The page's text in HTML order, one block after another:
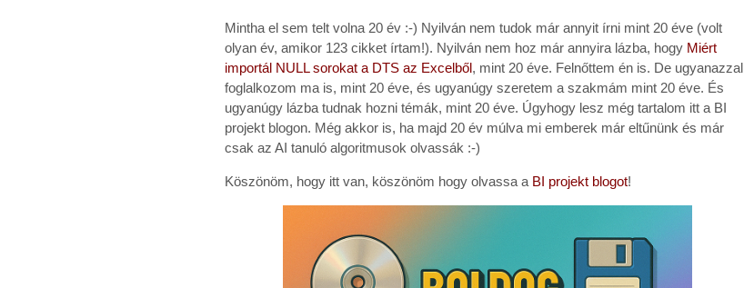
Mintha el sem telt volna 20 év :-) Nyilván nem tudok már annyit írni mint 20 éve (volt
olyan év, amikor 123 cikket írtam!). Nyilván nem hoz már annyira lázba, hogy Miért
importál NULL sorokat a DTS az Excelből, mint 20 éve. Felnőttem én is. De ugyanazzal
foglalkozom ma is, mint 20 éve, és ugyanúgy szeretem a szakmám mint 20 éve. És
ugyanúgy lázba tudnak hozni témák, mint 20 éve. Úgyhogy lesz még tartalom itt a BI
projekt blogon. Még akkor is, ha majd 20 év múlva mi emberek már eltűnünk és már
csak az AI tanuló algoritmusok olvassák :-)
Köszönöm, hogy itt van, köszönöm hogy olvassa a BI projekt blogot!